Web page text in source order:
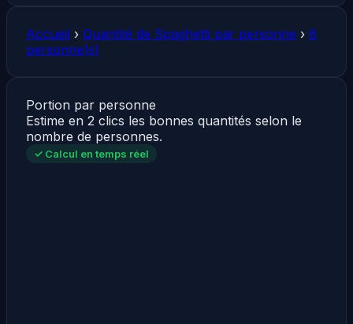
Accueil › Quantité de Spaghetti par personne › 6
personne(s)
Portion par personne
Estime en 2 clics les bonnes quantités selon le
nombre de personnes.
✓ Calcul en temps réel